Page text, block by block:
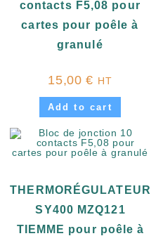
contacts F5,08 pour
cartes pour poêle à
granulé
15,00€ HT
Add to cart
THERMORÉGULATEUR
SY400 MZQ121
TIEMME pour poêle à